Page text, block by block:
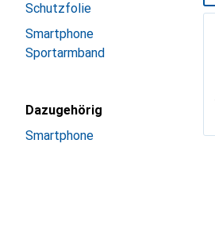
Schutzfolie
Smartphone
Sportarmband
Dazugehörig
Smartphone